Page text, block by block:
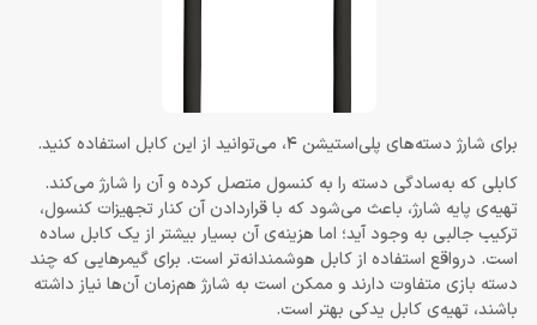
برای شارژ دسته‌‎های پلی‌استیشن 4، می‌توانید از این کابل استفاده کنید.
کابلی که به‌سادگی دسته را به کنسول متصل کرده و آن را شارژ می‌کند.
تهیه‌ی پایه‌ شارژ، باعث می‌شود که با قراردادن آن کنار تجهیزات کنسول،
ترکیب جالبی به وجود آید؛ اما هزینه‌ی آن بسیار بیشتر از یک کابل ساده
است. درواقع استفاده از کابل هوشمندانه‌تر است. برای گیمرهایی که چند
دسته بازی متفاوت دارند و ممکن است به شارژ هم‌زمان آن‌ها نیاز داشته
باشند، تهیه‌ی کابل یدکی بهتر است.